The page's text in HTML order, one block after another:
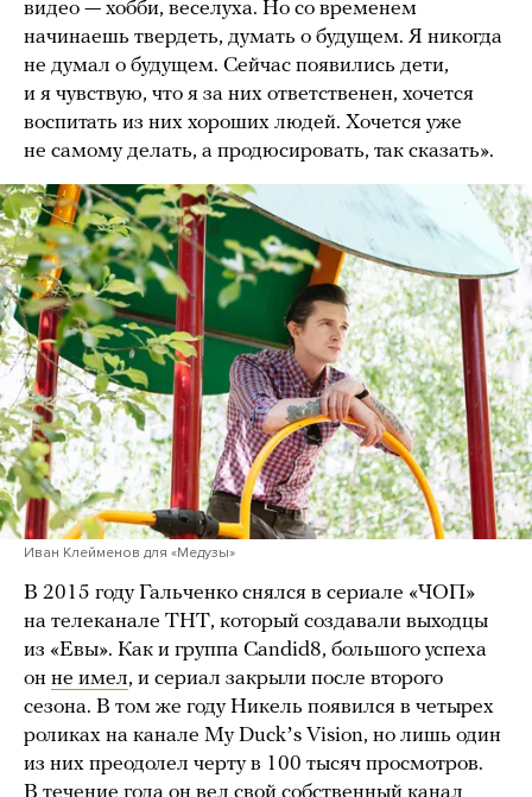
видео — хобби, веселуха. Но со временем
начинаешь твердеть, думать о будущем. Я никогда
не думал о будущем. Сейчас появились дети,
и я чувствую, что я за них ответственен, хочется
воспитать из них хороших людей. Хочется уже
не самому делать, а продюсировать, так сказать».
Иван Клейменов для «Медузы»
В 2015 году Гальченко снялся в сериале «ЧОП»
на телеканале ТНТ, который создавали выходцы
из «Евы». Как и группа Candid8, большого успеха
он не имел, и сериал закрыли после второго
сезона. В том же году Никель появился в четырех
роликах на канале My Duckʼs Vision, но лишь один
из них преодолел черту в 100 тысяч просмотров.